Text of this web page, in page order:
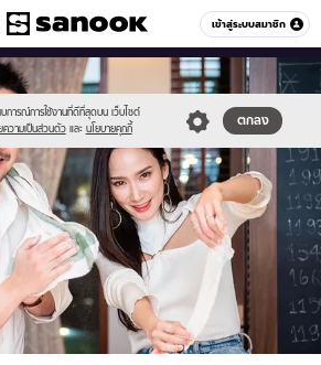
เข้าสู่ระบบสมาชิก
หมวดอื่นๆ
บการณ์การใช้งานที่ดีที่สุดบน เว็บไซต์
ความเป็นส่วนตัว และ นโยบายคุกกี้
ตกลง
logo-
8724298/1.jpg